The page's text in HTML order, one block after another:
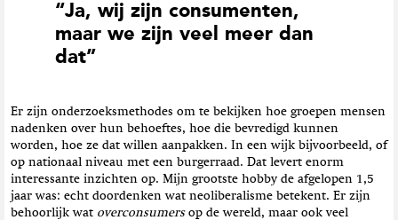
“Ja, wij zijn consumenten,
maar we zijn veel meer dan
dat”
Er zijn onderzoeksmethodes om te bekijken hoe groepen mensen
nadenken over hun behoeftes, hoe die bevredigd kunnen
worden, hoe ze dat willen aanpakken. In een wijk bijvoorbeeld, of
op nationaal niveau met een burgerraad. Dat levert enorm
interessante inzichten op. Mijn grootste hobby de afgelopen 1,5
jaar was: echt doordenken wat neoliberalisme betekent. Er zijn
behoorlijk wat overconsumers op de wereld, maar ook veel